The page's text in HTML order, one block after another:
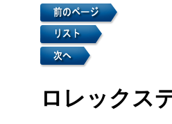
ロレックス